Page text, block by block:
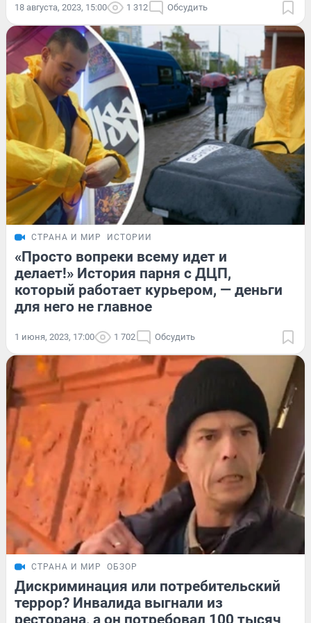
18 августа, 2023, 15:00 1 312 Обсудить
СТРАНА И МИР ИСТОРИИ
«Просто вопреки всему идет и
делает!» История парня с ДЦП,
который работает курьером, — деньги
для него не главное
1 июня, 2023, 17:00 1 702 Обсудить
СТРАНА И МИР ОБЗОР
Дискриминация или потребительский
террор? Инвалида выгнали из
ресторана, а он потребовал 100 тысяч